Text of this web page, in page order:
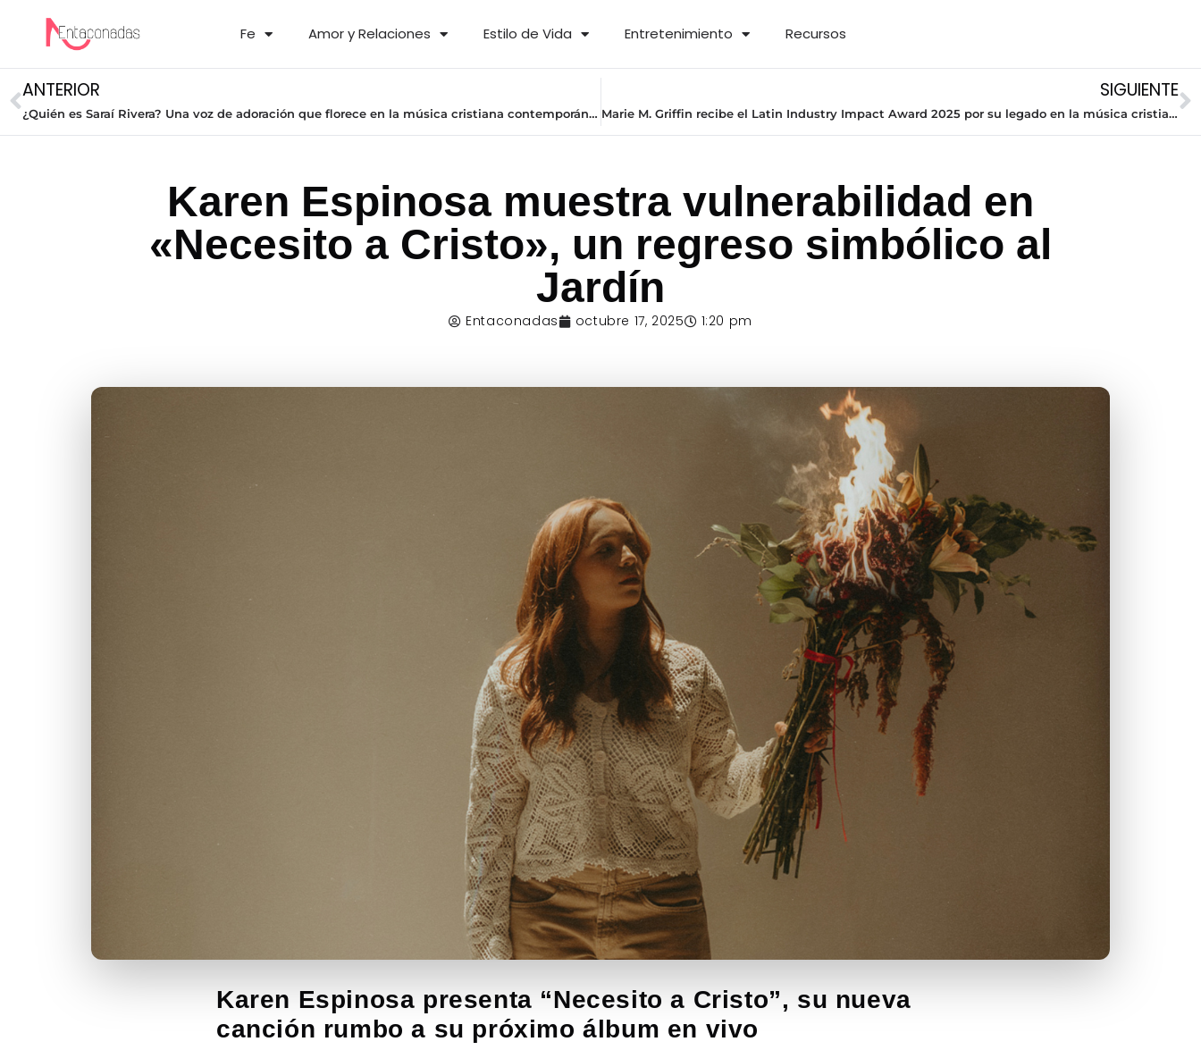
Fe Amor y Relaciones Estilo de Vida Entretenimiento Recursos
ANTERIOR
¿Quién es Saraí Rivera? Una voz de adoración que florece en la música cristiana contemporánea
SIGUIENTE
Marie M. Griffin recibe el Latin Industry Impact Award 2025 por su legado en la música cristiana
Karen Espinosa muestra vulnerabilidad en
«Necesito a Cristo», un regreso simbólico al
Jardín
Entaconadas octubre 17, 2025 1:20 pm
Karen Espinosa presenta “Necesito a Cristo”, su nueva
canción rumbo a su próximo álbum en vivo